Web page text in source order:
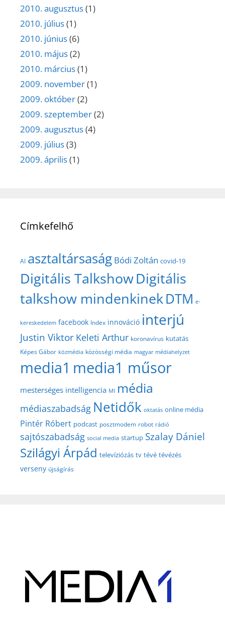
2010. augusztus(1)
2010. július(1)
2010. június(6)
2010. május(2)
2010. március(1)
2009. november(1)
2009. október(2)
2009. szeptember(2)
2009. augusztus(4)
2009. július(3)
2009. április(1)
Címkefelhő
AI asztaltársaság Bódi Zoltán covid-19
Digitális TalkshowDigitális
talkshow mindenkinekDTM e-
kereskedelem facebook Index innováció interjú
Justin Viktor Keleti Arthur koronavírus kutatás
Képes Gábor közmédia közösségi média magyar médiahelyzet
media1 media1 műsor
mesterséges intelligencia MI média
médiaszabadság Netidők oktatás online média
Pintér Róbert podcast posztmodem robot rádió
sajtószabadság social media startup Szalay Dániel
Szilágyi Árpád televíziózás tv tévé tévézés
verseny újságírás